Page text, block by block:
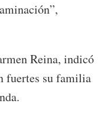
Reina, indicó
fuertes su familia